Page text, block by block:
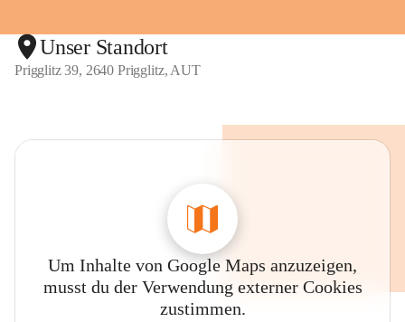
Unser Standort
Prigglitz 39, 2640 Prigglitz, AUT
Um Inhalte von Google Maps anzuzeigen,
musst du der Verwendung externer Cookies
zustimmen.